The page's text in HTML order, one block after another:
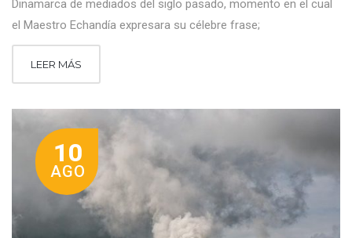
Dinamarca de mediados del siglo pasado, momento en el cual
el Maestro Echandía expresara su célebre frase;
LEER MÁS
10
AGO